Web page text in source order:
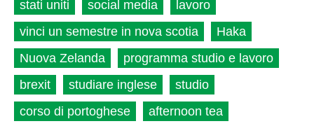
stati uniti social media
lavoro
vinci un semestre in nova scotia
Haka
Nuova Zelanda
programma studio e lavoro
brexit
studiare inglese
studio
corso di portoghese
afternoon tea